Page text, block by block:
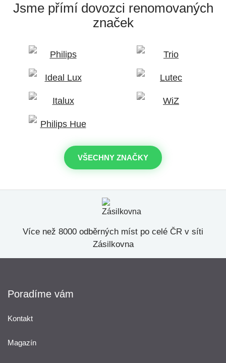
Jsme přímí dovozci renomovaných
značek
VŠECHNY ZNAČKY
Více než 8000 odběrných míst po celé ČR v síti
Zásilkovna
Poradíme vám
Kontakt
Magazín